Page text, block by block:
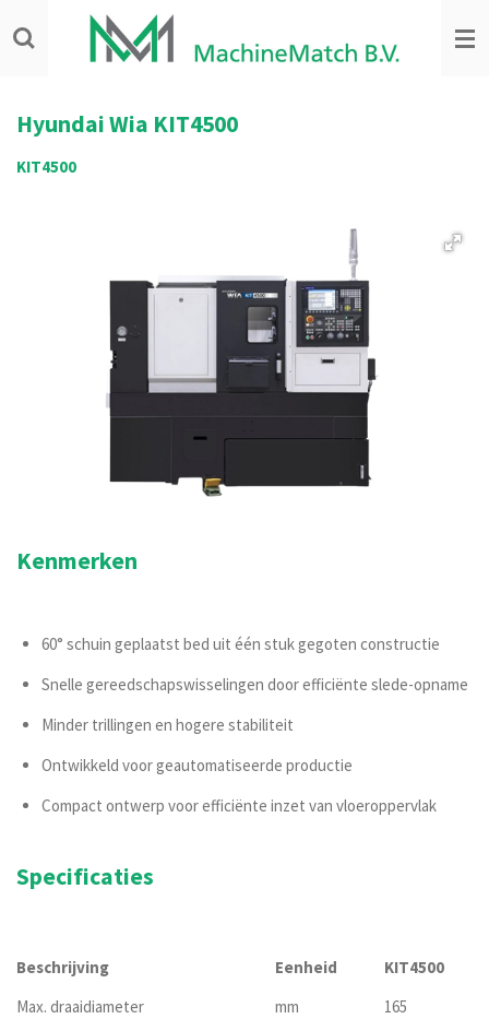
direct
hoofdinhoud
Hyundai Wia KIT4500
KIT4500
Kenmerken
60° schuin geplaatst bed uit één stuk gegoten constructie
Snelle gereedschapswisselingen door efficiënte slede-opname
Minder trillingen en hogere stabiliteit
Ontwikkeld voor geautomatiseerde productie
Compact ontwerp voor efficiënte inzet van vloeroppervlak
Specificaties
Beschrijving Eenheid
KIT4500
Max. draaidiameter
mm
165